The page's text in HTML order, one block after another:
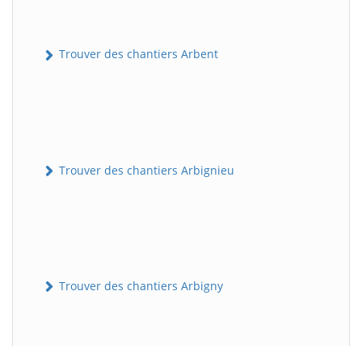
Trouver des chantiers Arbent
Trouver des chantiers Arbignieu
Trouver des chantiers Arbigny